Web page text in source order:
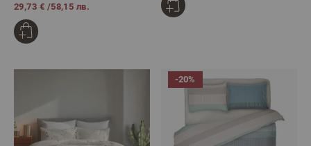
29,73 € /58,15 лв.
-20%